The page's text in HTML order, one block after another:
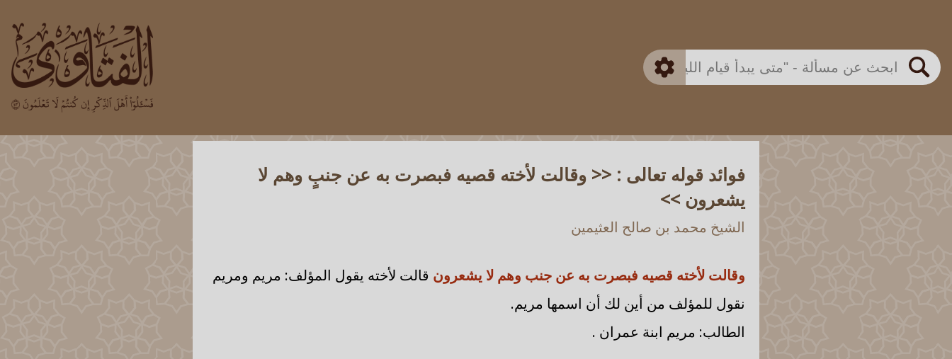
بحث
اللجنة الدائمة
متقدم
فوائد قوله تعالى : << وقالت لأخته قصيه فبصرت به عن جنبٍ وهم لا
يشعرون >>
الشيخ محمد بن صالح العثيمين
وقالت لأخته قصيه فبصرت به عن جنب وهم لا يشعرون قالت لأخته يقول المؤلف: مريم ومريم
نقول للمؤلف من أين لك أن اسمها مريم.
الطالب: مريم ابنة عمران .